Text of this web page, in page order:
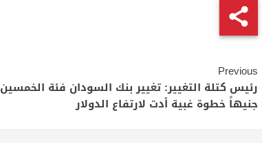
Continue
Reading
Previous
رئيس كتلة التغيير: تغيير بنك السودان فئة الخمسين
جنيهاً خطوة غبية أدت لارتفاع الدولار